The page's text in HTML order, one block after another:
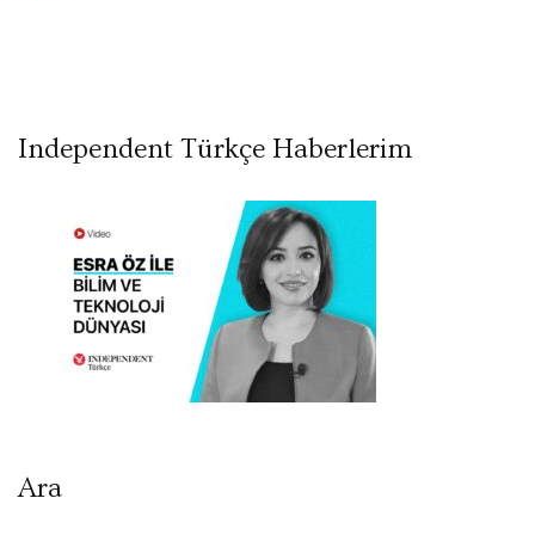
Independent Türkçe Haberlerim
Ara